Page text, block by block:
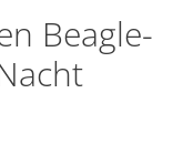
Beagle-